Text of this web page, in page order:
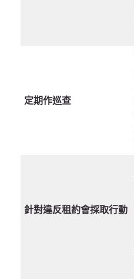
定期作巡查
針對違反租約會採取行動